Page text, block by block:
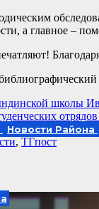
а главное –
школы
Новости Района
, ТГпост